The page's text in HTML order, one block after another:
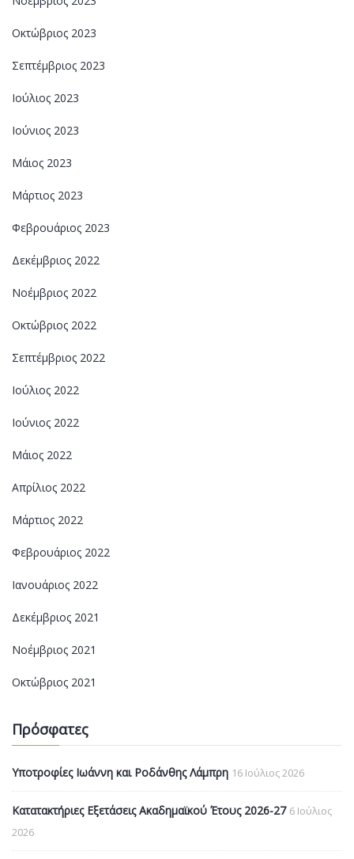
Οκτώβριος 2023
Σεπτέμβριος 2023
Ιούλιος 2023
Ιούνιος 2023
Μάιος 2023
Μάρτιος 2023
Φεβρουάριος 2023
Δεκέμβριος 2022
Νοέμβριος 2022
Οκτώβριος 2022
Σεπτέμβριος 2022
Ιούλιος 2022
Ιούνιος 2022
Μάιος 2022
Απρίλιος 2022
Μάρτιος 2022
Φεβρουάριος 2022
Ιανουάριος 2022
Δεκέμβριος 2021
Νοέμβριος 2021
Οκτώβριος 2021
Πρόσφατες
Υποτροφίες Ιωάννη και Ροδάνθης Λάμπρη 16 Ιούλιος 2026
Κατατακτήριες Εξετάσεις Ακαδημαϊκού Έτους 2026-27 6 Ιούλιος
2026